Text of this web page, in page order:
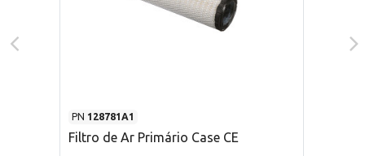
PN 128781A1
Filtro de Ar Primário Case CE